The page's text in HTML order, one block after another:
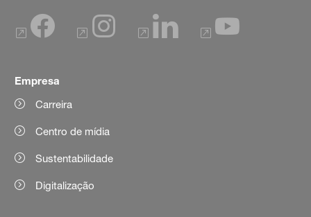
Empresa
Carreira
Centro de mídia
Sustentabilidade
Digitalização